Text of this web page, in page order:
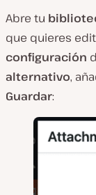
Abre tu
que quieres
configuración
alternativo,
Guardar: